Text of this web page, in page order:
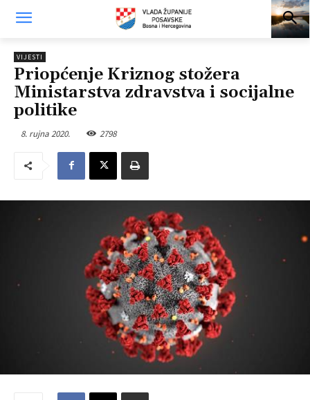
VIJESTI
Priopćenje Kriznog stožera
Ministarstva zdravstva i socijalne
politike
8. rujna 2020. 2798